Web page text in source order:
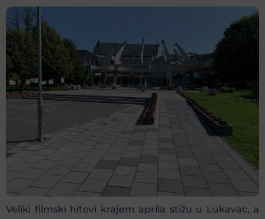
Veliki filmski hitovi krajem aprila stižu u Lukavac, a